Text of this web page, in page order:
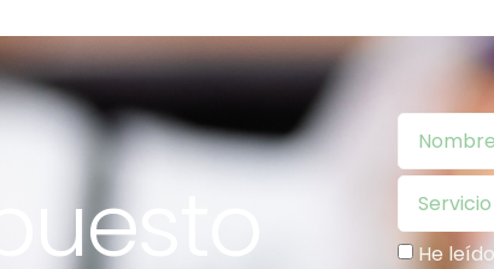
He